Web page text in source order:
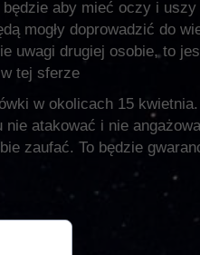
będzie aby mieć oczy i
mogły doprowadzić do
uwagi drugiej osobie, to
tej sferze
w okolicach 15
atakować i nie
zaufać. To będzie